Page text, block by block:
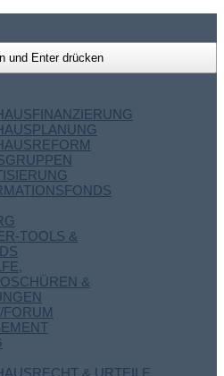
TOOLS &
&
FORUM
& URTEILE